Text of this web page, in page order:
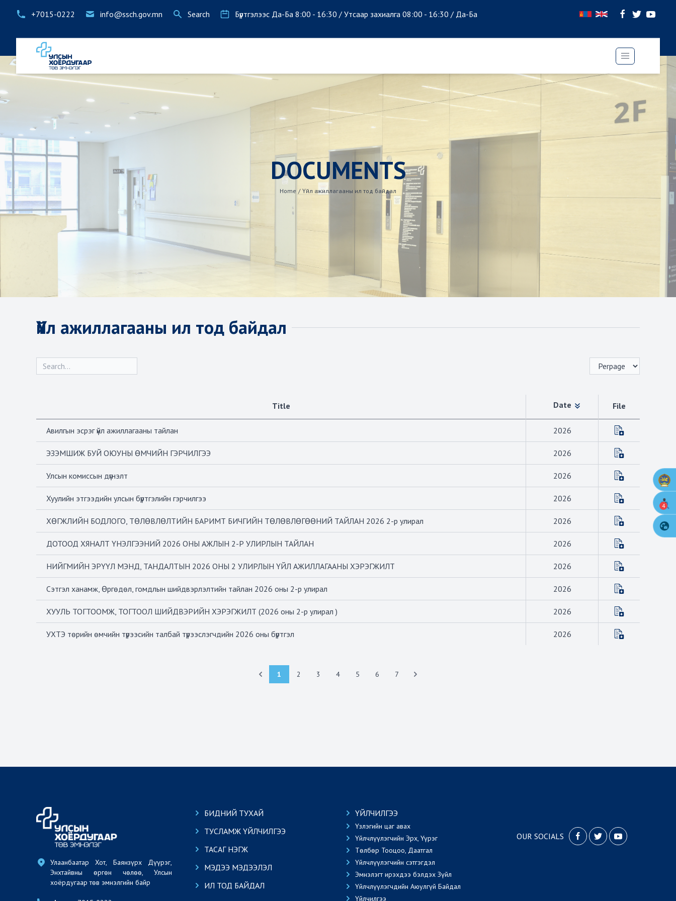
+7015-0222 info@ssch.gov.mn Search Бүртгэлээс Да-Ба 8:00 - 16:30 / Утсаар захиалга 08:00 - 16:30 / Да-Ба
DOCUMENTS
Home / Үйл ажиллагааны ил тод байдал
Үйл ажиллагааны ил тод байдал
Title Date File
Авилгын эсрэг үйл ажиллагааны тайлан 2026
ЭЗЭМШИЖ БУЙ ОЮУНЫ ӨМЧИЙН ГЭРЧИЛГЭЭ 2026
Улсын комиссын дүгнэлт 2026
Хуулийн этгээдийн улсын бүртгэлийн гэрчилгээ 2026
ХӨГЖЛИЙН БОДЛОГО, ТӨЛӨВЛӨЛТИЙН БАРИМТ БИЧГИЙН ТӨЛӨВЛӨГӨӨНИЙ ТАЙЛАН 2026 2-р улирал 2026
ДОТООД ХЯНАЛТ ҮНЭЛГЭЭНИЙ 2026 ОНЫ АЖЛЫН 2-Р УЛИРЛЫН ТАЙЛАН 2026
НИЙГМИЙН ЭРҮҮЛ МЭНД, ТАНДАЛТЫН 2026 ОНЫ 2 УЛИРЛЫН ҮЙЛ АЖИЛЛАГААНЫ ХЭРЭГЖИЛТ 2026
Сэтгэл ханамж, Өргөдөл, гомдлын шийдвэрлэлтийн тайлан 2026 оны 2-р улирал 2026
ХУУЛЬ ТОГТООМЖ, ТОГТООЛ ШИЙДВЭРИЙН ХЭРЭГЖИЛТ (2026 оны 2-р улирал ) 2026
УХТЭ төрийн өмчийн түрээсийн талбай түрээслэгчдийн 2026 оны бүртгэл 2026
1 2 3 4 5 6 7
Улаанбаатар Хот, Баянзүрх Дүүрэг,
Энхтайвны өргөн чөлөө, Улсын
хоёрдугаар төв эмнэлгийн байр
БИДНИЙ ТУХАЙ
ТУСЛАМЖ ҮЙЛЧИЛГЭЭ
ТАСАГ НЭГЖ
МЭДЭЭ МЭДЭЭЛЭЛ
ИЛ ТОД БАЙДАЛ
ҮЙЛЧИЛГЭЭ
Үзлэгийн цаг авах
Үйлчлүүлэгчийн Эрх, Үүрэг
Төлбөр Тооцоо, Даатгал
Үйлчлүүлэгчийн сэтгэгдэл
Эмнэлэгт ирэхдээ бэлдэх Зүйл
Үйлчлүүлэгчдийн Аюулгүй Байдал
Үйлчилгээ
OUR SOCIALS
4